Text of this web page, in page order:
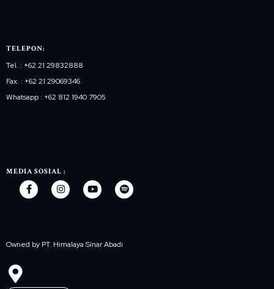
TELEPON:
Tel. : +62 21 29832888
Fax. : +62 21 29069346
Whatsapp : +62 812 1940 7905
MEDIA SOSIAL :
Owned by PT. Himalaya Sinar Abadi